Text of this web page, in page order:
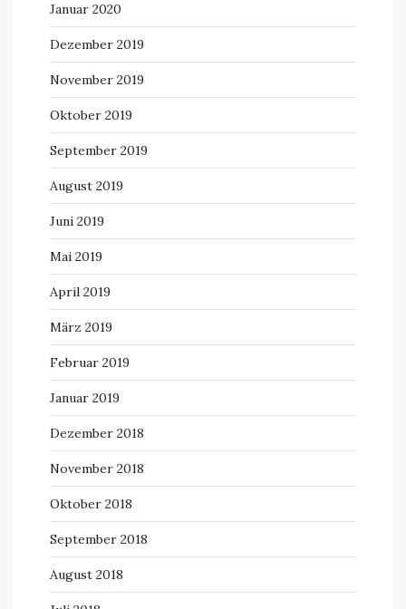
Januar 2020
Dezember 2019
November 2019
Oktober 2019
September 2019
August 2019
Juni 2019
Mai 2019
April 2019
März 2019
Februar 2019
Januar 2019
Dezember 2018
November 2018
Oktober 2018
September 2018
August 2018